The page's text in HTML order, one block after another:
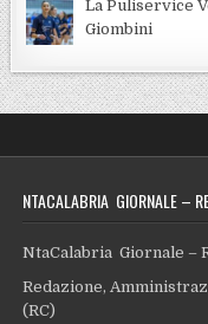
La Puliservice
Giombini
NTACALABRIA GIORNALE –
NtaCalabria Giornale –
Redazione,
(RC)